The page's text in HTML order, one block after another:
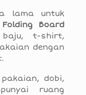
lama untuk
Board
t-shirt,
dengan
dobi,
ruang